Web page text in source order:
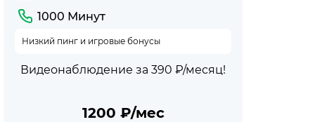
1000 Минут
Низкий пинг и игровые бонусы
Видеонаблюдение за 390 ₽/месяц!
1200 ₽/мес